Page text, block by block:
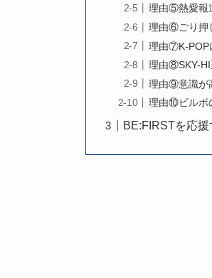
理由⑤熱愛報
理由⑥ごり押
理由⑦K-POP
理由⑧SKY-HI
理由⑨意識が
理由⑩ビルボ
BE:FIRSTを応援